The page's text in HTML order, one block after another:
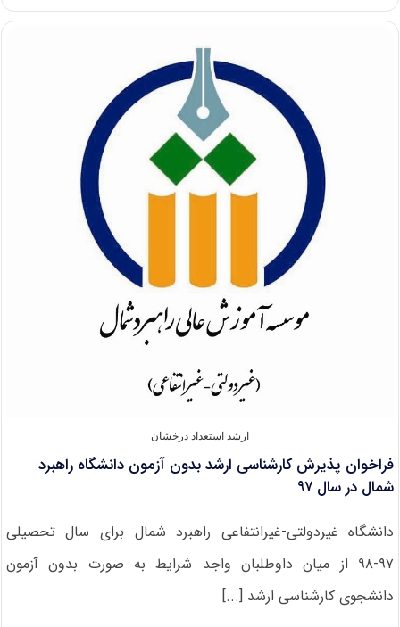
برگزاری
ارشد
۹۷
دانشگاه
اشتر
ارشد استعداد درخشان
فراخوان پذیرش کارشناسی ارشد بدون آزمون دانشگاه راهبرد
شمال در سال ۹۷
دانشگاه غیردولتی-غیرانتفاعی راهبرد شمال برای سال تحصیلی
۹۷-۹۸ از میان داوطلبان واجد شرایط به صورت بدون آزمون
دانشجوی کارشناسی ارشد [...]